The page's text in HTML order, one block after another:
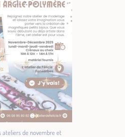
ateliers de novembre et